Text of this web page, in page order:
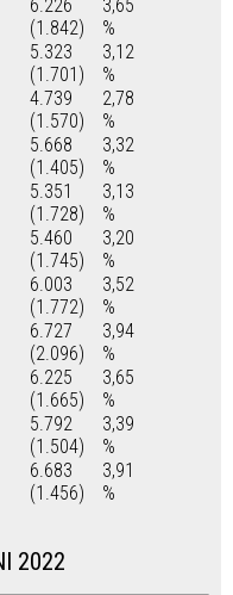
6.226
(1.842)
3,65
%
5.323
(1.701)
3,12
%
4.739
(1.570)
2,78
%
5.668
(1.405)
3,32
%
5.351
(1.728)
3,13
%
5.460
(1.745)
3,20
%
6.003
(1.772)
3,52
%
6.727
(2.096)
3,94
%
6.225
(1.665)
3,65
%
5.792
(1.504)
3,39
%
6.683
(1.456)
3,91
%
2022